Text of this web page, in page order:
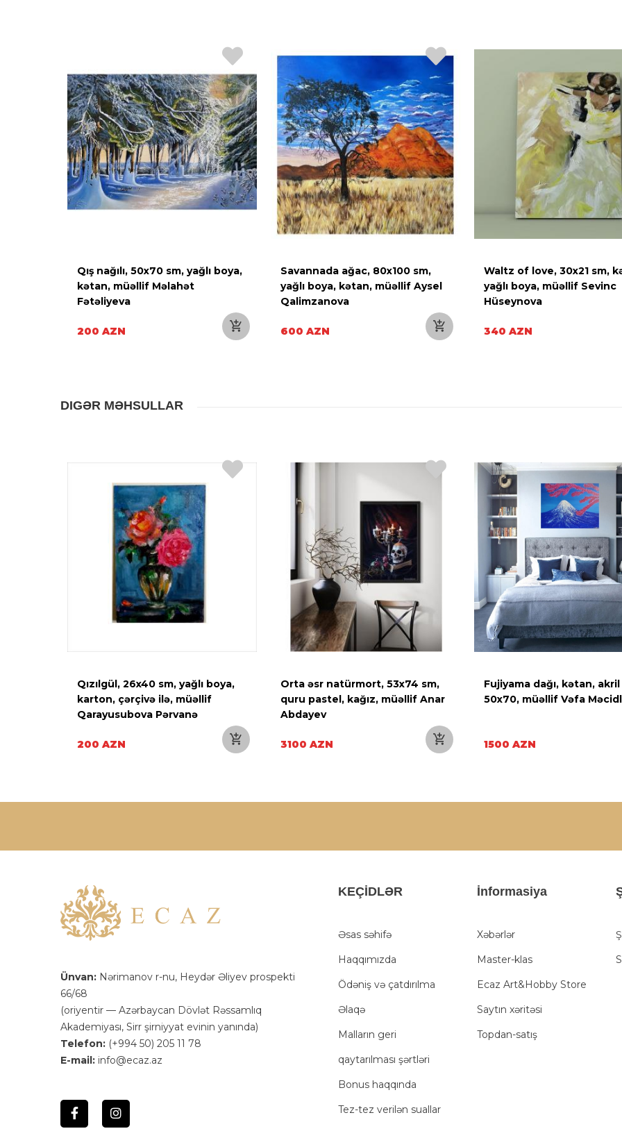
Qış nağılı, 50x70 sm, yağlı boya,
kətan, müəllif Məlahət
Fətəliyeva
200 AZN
Savannada ağac, 80x100 sm,
yağlı boya, kətan, müəllif Aysel
Qalimzanova
600 AZN
Waltz of love, 30x21 sm,
yağlı boya, müəllif Sevinc
Hüseynova
340 AZN
DIGƏR MƏHSULLAR
Qızılgül, 26x40 sm, yağlı boya,
karton, çərçivə ilə, müəllif
Qarayusubova Pərvanə
200 AZN
Orta əsr natürmort, 53x74 sm,
quru pastel, kağız, müəllif Anar
Abdayev
3100 AZN
Fujiyama dağı, kətan, akril
50x70, müəllif Vəfa
1500 AZN
Ünvan: Nərimanov r-nu, Heydər Əliyev prospekti
66/68
(oriyentir — Azərbaycan Dövlət Rəssamlıq
Akademiyası, Sirr şirniyyat evinin yanında)
Telefon: (+994 50) 205 11 78
E-mail: info@ecaz.az
KEÇİDLƏR
Əsas səhifə
Haqqımızda
Ödəniş və çatdırılma
Əlaqə
Malların geri
qaytarılması şərtləri
Bonus haqqında
Tez-tez verilən suallar
İnformasiya
Xəbərlər
Master-klas
Ecaz Art&Hobby Store
Saytın xəritəsi
Topdan-satış